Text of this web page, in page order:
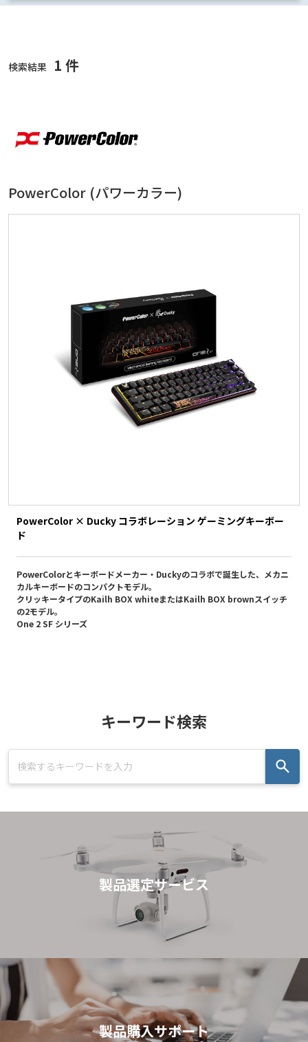
検索結果 1 件
PowerColor (パワーカラー)
PowerColor × Ducky コラボレーション ゲーミングキーボー
ド
PowerColorとキーボードメーカー・Duckyのコラボで誕生した、メカニ
カルキーボードのコンパクトモデル。
クリッキータイプのKailh BOX whiteまたはKailh BOX brownスイッチ
の2モデル。
One 2 SF シリーズ
キーワード検索
製品選定サービス
製品購入サポート